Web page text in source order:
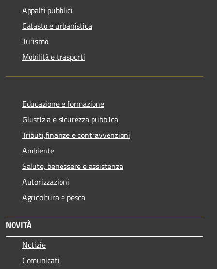
Appalti pubblici
Catasto e urbanistica
Turismo
Mobilità e trasporti
Educazione e formazione
Giustizia e sicurezza pubblica
Tributi,finanze e contravvenzioni
Ambiente
Salute, benessere e assistenza
Autorizzazioni
Agricoltura e pesca
NOVITÀ
Notizie
Comunicati